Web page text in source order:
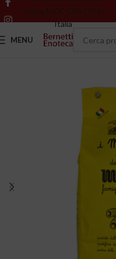
sopra 150€ GRATIS in
Italia
MENU